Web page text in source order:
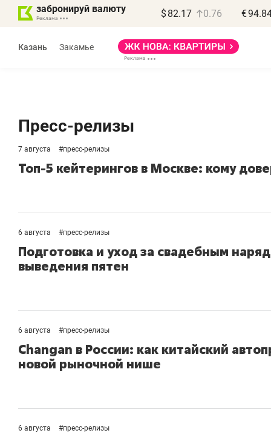
забронируй валюту $ 82.17 0.76 €
Казань Закамье
Пресс-релизы
7 августа #пресс-релизы
Топ-5 кейтерингов в Москве: кому
6 августа #пресс-релизы
Подготовка и уход за свадебным
выведения пятен
6 августа #пресс-релизы
Changan в России: как китайский
новой рыночной нише
6 августа #пресс-релизы